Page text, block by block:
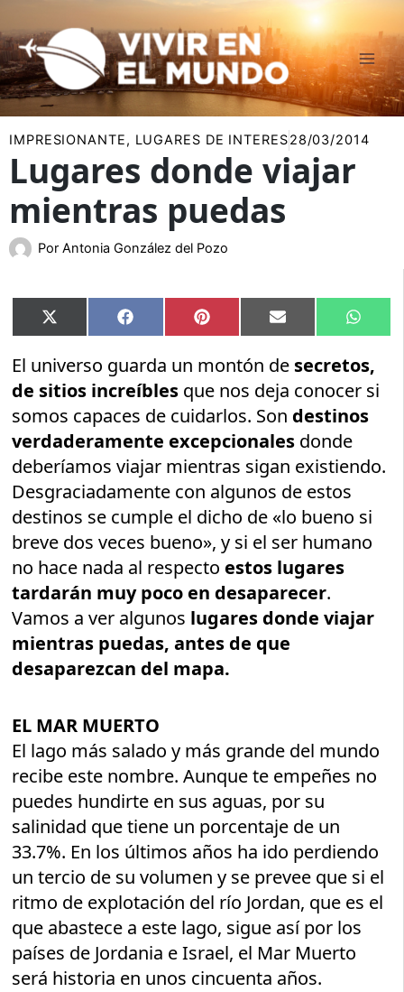
al
contenido
IMPRESIONANTE, LUGARES DE INTERES28/03/2014
Lugares donde viajar
mientras puedas
Por Antonia González del Pozo
Compartir
en
X
(Twitter)
Compartir
en
Facebook Compartir
en
Pinterest Compartir
en
Email
en
El universo guarda un montón de secretos,
de sitios increíbles que nos deja conocer si
somos capaces de cuidarlos. Son destinos
verdaderamente excepcionales donde
deberíamos viajar mientras sigan existiendo.
Desgraciadamente con algunos de estos
destinos se cumple el dicho de «lo bueno si
breve dos veces bueno», y si el ser humano
no hace nada al respecto estos lugares
tardarán muy poco en desaparecer.
Vamos a ver algunos lugares donde viajar
mientras puedas, antes de que
desaparezcan del mapa.
EL MAR MUERTO
El lago más salado y más grande del mundo
recibe este nombre. Aunque te empeñes no
puedes hundirte en sus aguas, por su
salinidad que tiene un porcentaje de un
33.7%. En los últimos años ha ido perdiendo
un tercio de su volumen y se prevee que si el
ritmo de explotación del río Jordan, que es el
que abastece a este lago, sigue así por los
países de Jordania e Israel, el Mar Muerto
será historia en unos cincuenta años.